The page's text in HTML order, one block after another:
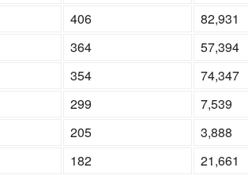
406
82,931
364
57,394
354
74,347
299
7,539
205
3,888
182
21,661